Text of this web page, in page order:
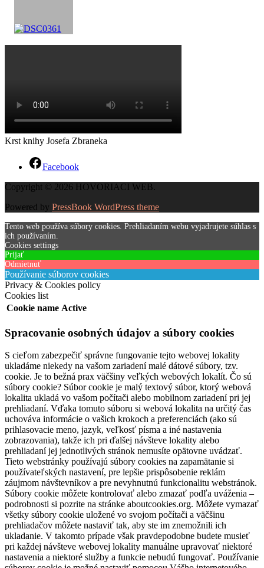
Krst knihy Josefa Zbraneka
Facebook
Copyright © 2026 HOVORIACI WEB.
Powered by PressBook WordPress theme
Tento web používa súbory cookies. Prehliadaním webu vyjadrujete súhlas s
ich používaním.
Cookies settings
Prijať
Odmietnuť
Používanie súborov cookies
Privacy & Cookies policy
Cookies list
Cookie name Active
Spracovanie osobných údajov a súbory cookies
S cieľom zabezpečiť správne fungovanie tejto webovej lokality
ukladáme niekedy na vašom zariadení malé dátové súbory, tzv.
cookie. Je to bežná prax väčšiny veľkých webových lokalít. Čo sú
súbory cookie? Súbor cookie je malý textový súbor, ktorý webová
lokalita ukladá vo vašom počítači alebo mobilnom zariadení pri jej
prehliadaní. Vďaka tomuto súboru si webová lokalita na určitý čas
uchováva informácie o vašich krokoch a preferenciách (ako sú
prihlasovacie meno, jazyk, veľkosť písma a iné nastavenia
zobrazovania), takže ich pri ďalšej návšteve lokality alebo
prehliadaní jej jednotlivých stránok nemusíte opätovne uvádzať.
Tieto webstránky používajú súbory cookies na zapamätanie si
používateľských nastavení, pre lepšie prispôsobenie reklám
záujmom návštevníkov a pre nevyhnutnú funkcionalitu webstránok.
Súbory cookie môžete kontrolovať alebo zmazať podľa uváženia –
podrobnosti si pozrite na stránke aboutcookies.org. Môžete vymazať
všetky súbory cookie uložené vo svojom počítači a väčšinu
prehliadačov môžete nastaviť tak, aby ste im znemožnili ich
ukladanie. V takomto prípade však pravdepodobne budete musieť
pri každej návšteve webovej lokality manuálne upravovať niektoré
nastavenia a niektoré služby a funkcie nebudú fungovať. Používanie